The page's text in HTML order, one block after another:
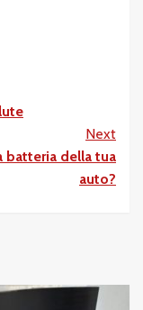
Next
batteria della tua
auto?